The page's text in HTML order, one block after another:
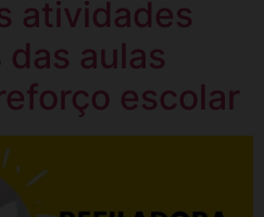
atividades
aulas
escolar